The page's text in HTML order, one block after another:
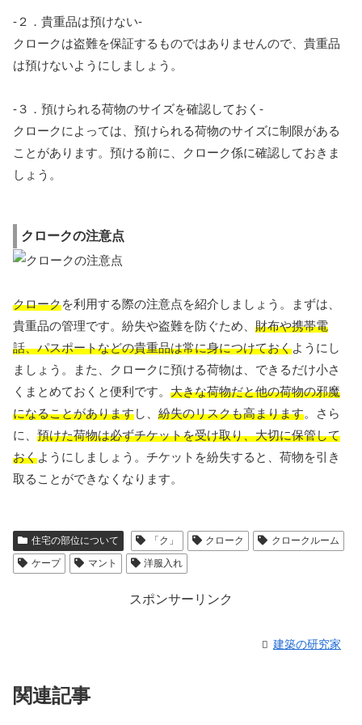
-２．貴重品は預けない-
クロークは盗難を保証するものではありませんので、貴重品
は預けないようにしましょう。
-３．預けられる荷物のサイズを確認しておく-
クロークによっては、預けられる荷物のサイズに制限がある
ことがあります。預ける前に、クローク係に確認しておきま
しょう。
クロークの注意点
クロークを利用する際の注意点を紹介しましょう。まずは、
貴重品の管理です。紛失や盗難を防ぐため、 財布や携帯電
話、パスポートなどの貴重品は常に身につけておくようにし
ましょう。また、クロークに預ける荷物は、できるだけ小さ
くまとめておくと便利です。 大きな荷物だと他の荷物の邪魔
になることがありますし、 紛失のリスクも高まります。さら
に、 預けた荷物は必ずチケットを受け取り、大切に保管して
おくようにしましょう。チケットを紛失すると、荷物を引き
取ることができなくなります。
住宅の部位について 「ク」 クローク
クロークルーム
ケープ
マント 洋服入れ
スポンサーリンク
建築の研究家
関連記事